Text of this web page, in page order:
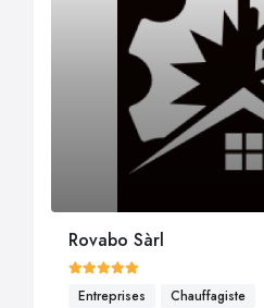
Rovabo Sàrl
Entreprises Chauffagiste